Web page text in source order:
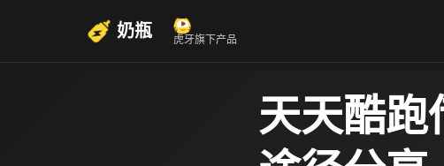
奶瓶 虎牙旗下产品
天天酷跑